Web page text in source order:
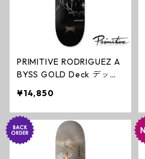
PRIMITIVE RODRIGUEZ A
BYSS GOLD Deck デッキ
プリミティブ
¥14,850